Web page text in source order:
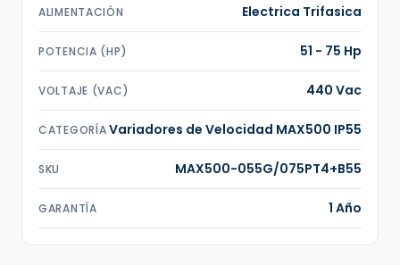
ALIMENTACIÓN Electrica Trifasica
POTENCIA (HP) 51 - 75 Hp
VOLTAJE (VAC) 440 Vac
CATEGORÍAVariadores de Velocidad MAX500 IP55
SKU MAX500-055G/075PT4+B55
GARANTÍA 1 Año